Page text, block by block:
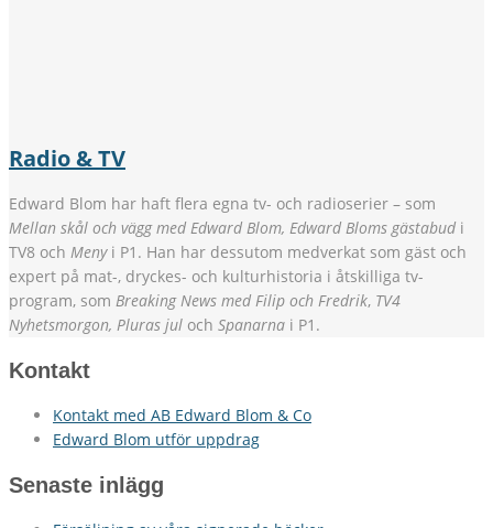
Radio & TV
Edward Blom har haft flera egna tv- och radioserier – som
Mellan skål och vägg med Edward Blom, Edward Bloms gästabud i
TV8 och Menyi P1. Han har dessutom medverkat som gäst och
expert på mat-, dryckes- och kulturhistoria i åtskilliga tv-
program, som Breaking News med Filip och Fredrik, TV4
Nyhetsmorgon, Pluras jul och Spanarna i P1.
Kontakt
Kontakt med AB Edward Blom & Co
Edward Blom utför uppdrag
Senaste inlägg